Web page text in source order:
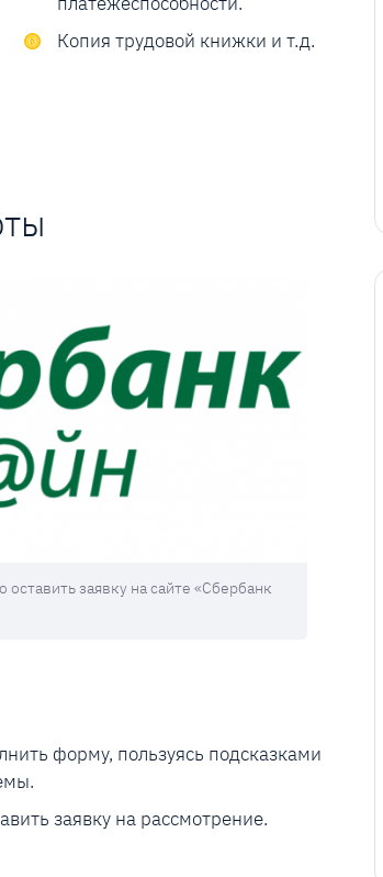
Копия трудовой книжки и т.д.
заявку на сайте «Сбербанк
форму, пользуясь подсказками
заявку на рассмотрение.